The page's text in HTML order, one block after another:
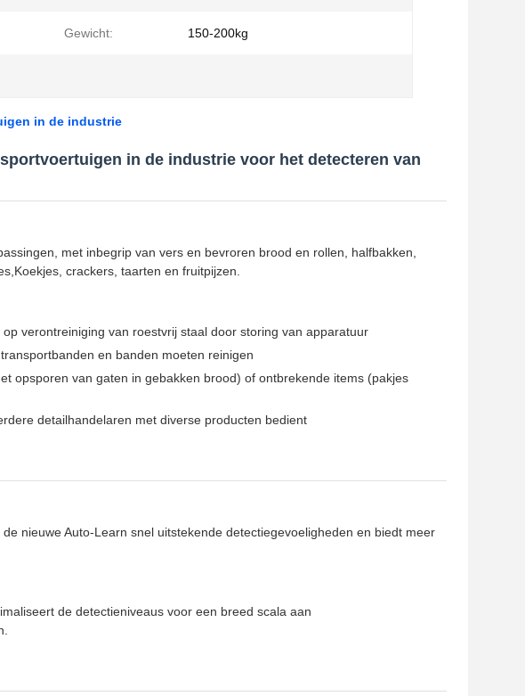
Gewicht: 150-200kg
in de industrie
in de industrie voor het detecteren van
met inbegrip van vers en bevroren brood en rollen, halfbakken,
crackers, taarten en fruitpijzen.
verontreiniging van roestvrij staal door storing van apparatuur
en banden moeten reinigen
opsporen van gaten in gebakken brood) of ontbrekende items (pakjes
detailhandelaren met diverse producten bedient
nieuwe Auto-Learn snel uitstekende detectiegevoeligheden en biedt meer
de detectieniveaus voor een breed scala aan